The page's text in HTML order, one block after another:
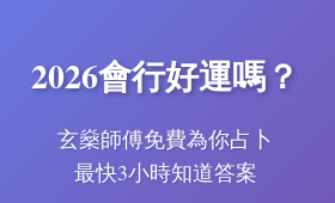
方位點樣佈局，點樣催旺運勢
家居風水，包括事業運、財運
來更好嘅流年運程。
2026會行好運嗎？
玄燊師傅免費為你占卜
最快3小時知道答案